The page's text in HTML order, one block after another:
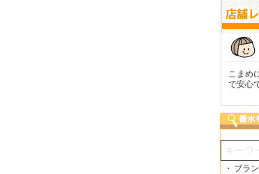
KURAさん
こまめにメールを頂
で安心できました。
・ ブラ